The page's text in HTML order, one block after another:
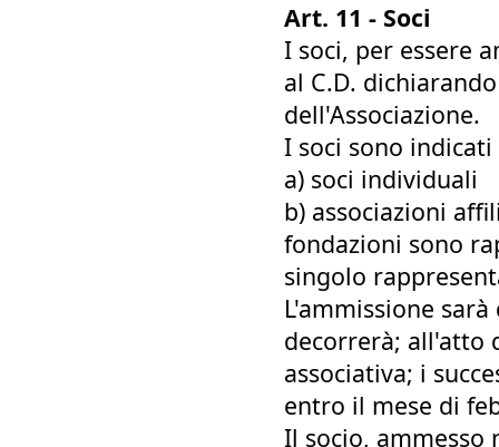
Art. 11 - Soci
I soci, per essere
al C.D.
dell'Associazione.
I soci sono
a) soci individuali
b) associazioni
fondazioni sono
singolo
L'ammissione
decorrerà; all'atto
associativa; i
entro il mese di
Il socio, ammesso